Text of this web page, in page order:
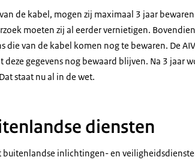
de kabel, mogen zij maximaal 3 jaar
moeten zij al eerder vernietigen.
die van de kabel komen nog te bewaren. De
gegevens nog bewaard blijven. Na 3 jaar
staat nu al in de wet.
diensten
buitenlandse inlichtingen- en